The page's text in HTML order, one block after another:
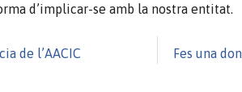
d’implicar-se amb la nostra entitat.
de l’AACIC Fes una